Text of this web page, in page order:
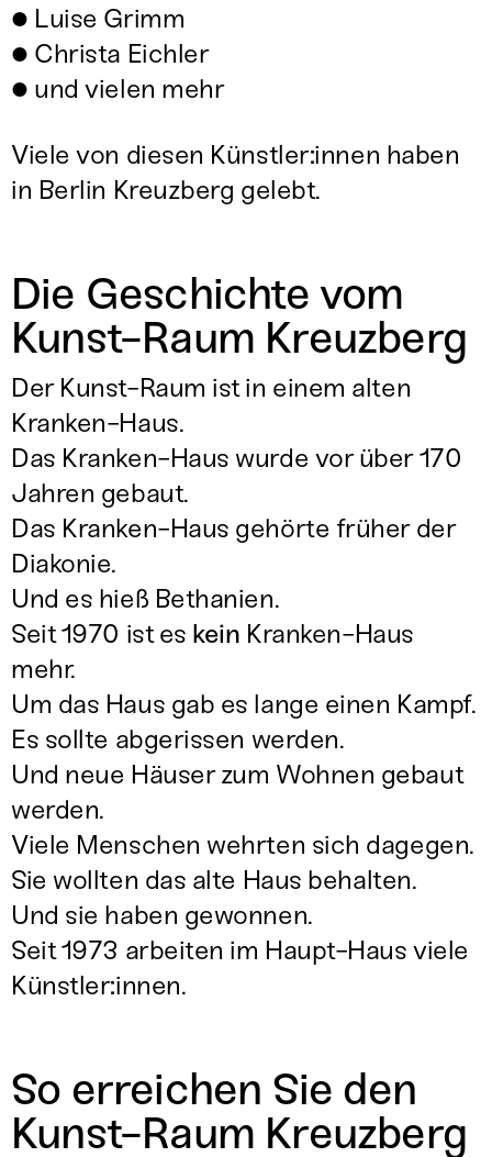
● Luise Grimm
● Christa Eichler
● und vielen mehr
Viele von diesen Künstler:innen haben
in Berlin Kreuzberg gelebt.
Die Geschichte vom
Kunst-Raum Kreuzberg
Der Kunst-Raum ist in einem alten
Kranken-Haus.
Das Kranken-Haus wurde vor über 170
Jahren gebaut.
Das Kranken-Haus gehörte früher der
Diakonie.
Und es hieß Bethanien.
Seit 1970 ist es kein Kranken-Haus
mehr.
Um das Haus gab es lange einen Kampf.
Es sollte abgerissen werden.
Und neue Häuser zum Wohnen gebaut
werden.
Viele Menschen wehrten sich dagegen.
Sie wollten das alte Haus behalten.
Und sie haben gewonnen.
Seit 1973 arbeiten im Haupt-Haus viele
Künstler:innen.
So erreichen Sie den
Kunst-Raum Kreuzberg